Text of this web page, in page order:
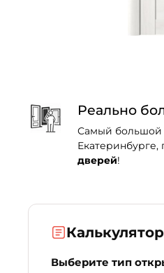
Реально
Самый большой
Екатеринбурге,
дверей!
Выберите тип